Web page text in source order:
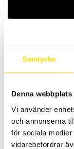
Samtycke
Denna
Vi använder
och annonserna
för sociala
vidarebefordrar
Mecmesin
Momentgivare
från 50 mN.m till 2